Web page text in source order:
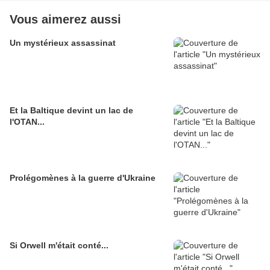
Vous aimerez aussi
Un mystérieux assassinat
Et la Baltique devint un lac de
l'OTAN...
Prolégomènes à la guerre d'Ukraine
Si Orwell m'était conté...